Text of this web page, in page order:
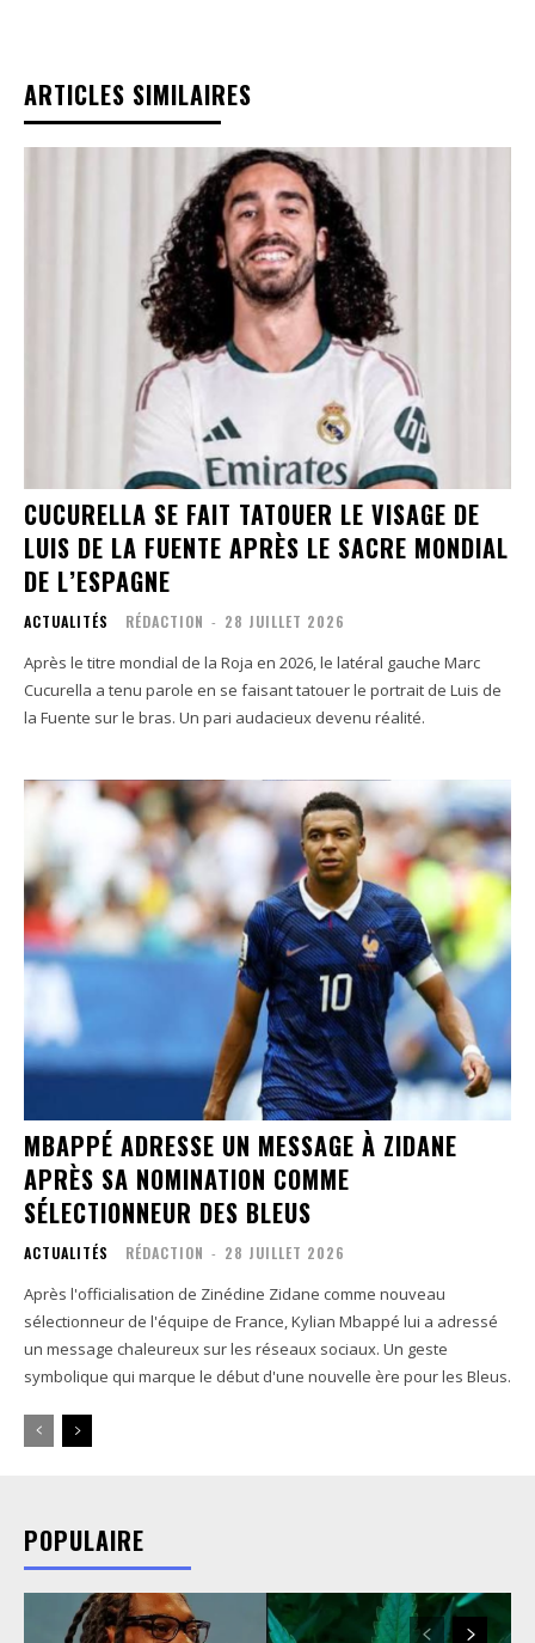
ARTICLES SIMILAIRES
CUCURELLA SE FAIT TATOUER LE VISAGE DE
LUIS DE LA FUENTE APRÈS LE SACRE MONDIAL
DE L’ESPAGNE
ACTUALITÉS RÉDACTION - 28 JUILLET 2026
Après le titre mondial de la Roja en 2026, le latéral gauche Marc
Cucurella a tenu parole en se faisant tatouer le portrait de Luis de
la Fuente sur le bras. Un pari audacieux devenu réalité.
MBAPPÉ ADRESSE UN MESSAGE À ZIDANE
APRÈS SA NOMINATION COMME
SÉLECTIONNEUR DES BLEUS
ACTUALITÉS RÉDACTION - 28 JUILLET 2026
Après l'officialisation de Zinédine Zidane comme nouveau
sélectionneur de l'équipe de France, Kylian Mbappé lui a adressé
un message chaleureux sur les réseaux sociaux. Un geste
symbolique qui marque le début d'une nouvelle ère pour les Bleus.
POPULAIRE